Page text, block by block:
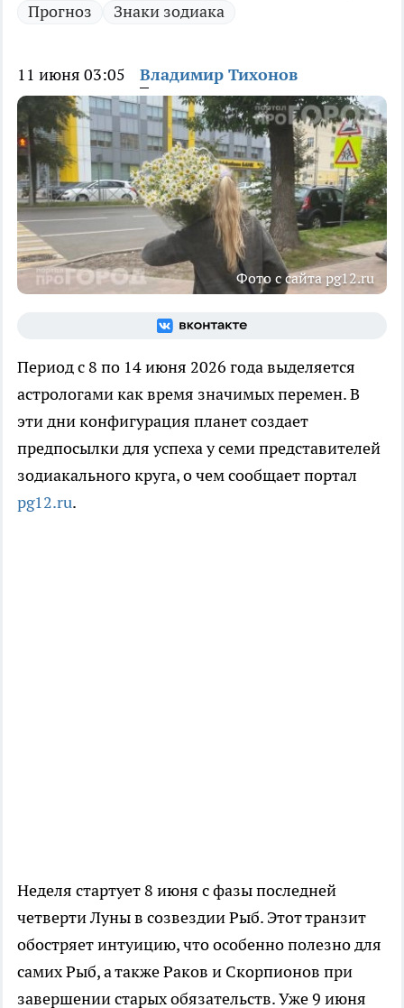
Прогноз
Знаки зодиака
11 июня 03:05 Владимир Тихонов
Фото с сайта pg12.ru
Период с 8 по 14 июня 2026 года выделяется
астрологами как время значимых перемен. В
эти дни конфигурация планет создает
предпосылки для успеха у семи представителей
зодиакального круга, о чем сообщает портал
pg12.ru.
Неделя стартует 8 июня с фазы последней
четверти Луны в созвездии Рыб. Этот транзит
обостряет интуицию, что особенно полезно для
самих Рыб, а также Раков и Скорпионов при
завершении старых обязательств. Уже 9 июня